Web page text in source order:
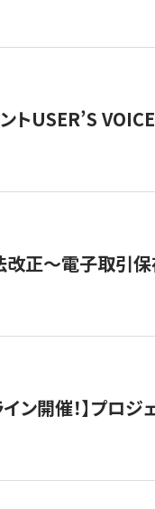
トUSER’S
正～電子取引
イン開催！】プ